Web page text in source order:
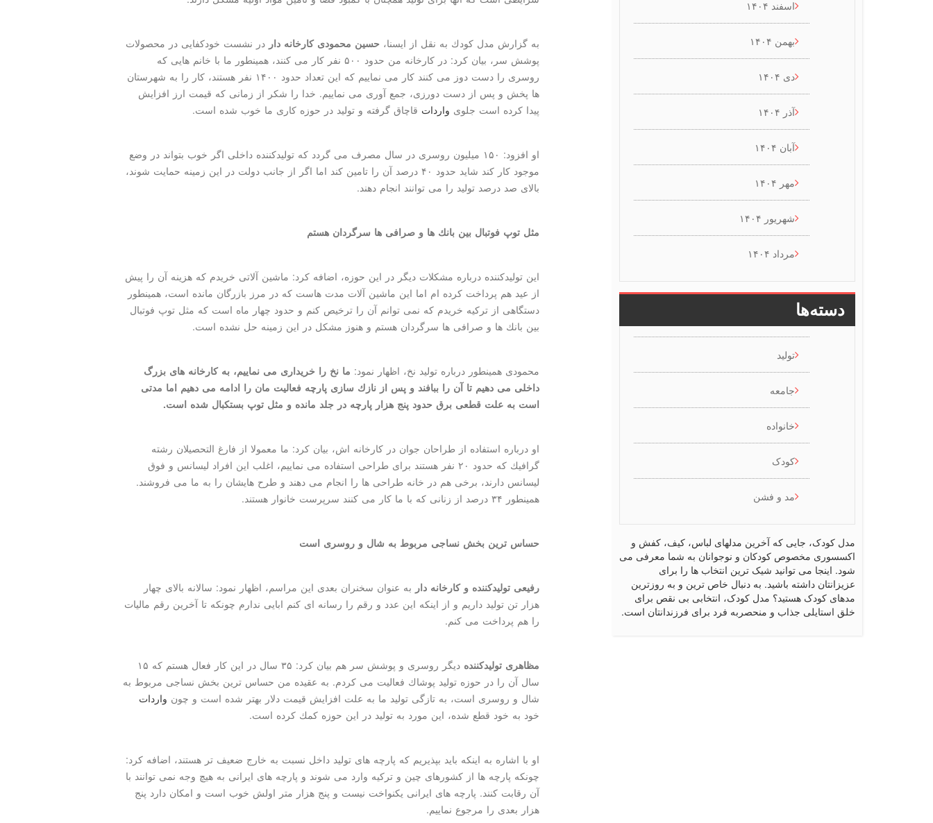
به گزارش مدل كودك به نقل از ایسنا، حسین محمودی كارخانه دار در نشست خودكفایی در محصولات
پوشش سر، بیان كرد: در كارخانه من حدود ۵۰۰ نفر كار می كنند، همینطور ما با خانم هایی كه
روسری را دست دوز می كنند كار می نماییم كه این تعداد حدود ۱۴۰۰ نفر هستند، كار را به شهرستان
ها پخش و پس از دست دورزی، جمع آوری می نماییم. خدا را شكر از زمانی كه قیمت ارز افزایش
پیدا كرده است جلوی واردات قاچاق گرفته و تولید در حوزه كاری ما خوب شده است.
او افزود: ۱۵۰ میلیون روسری در سال مصرف می گردد كه تولیدكننده داخلی اگر خوب بتواند در وضع
موجود كار كند شاید حدود ۴۰ درصد آن را تامین كند اما اگر از جانب دولت در این زمینه حمایت شوند،
بالای صد درصد تولید را می توانند انجام دهند.
مثل توپ فوتبال بین بانك ها و صرافی ها سرگردان هستم
این تولیدكننده درباره مشكلات دیگر در این حوزه، اضافه كرد: ماشین آلاتی خریدم كه هزینه آن را پیش
از عید هم پرداخت كرده ام اما این ماشین آلات مدت هاست كه در مرز بازرگان مانده است، همینطور
دستگاهی از تركیه خریدم كه نمی توانم آن را ترخیص كنم و حدود چهار ماه است كه مثل توپ فوتبال
بین بانك ها و صرافی ها سرگردان هستم و هنوز مشكل در این زمینه حل نشده است.
محمودی همینطور درباره تولید نخ، اظهار نمود: ما نخ را خریداری می نماییم، به كارخانه های بزرگ
داخلی می دهیم تا آن را ببافند و پس از نازك سازی پارچه فعالیت مان را ادامه می دهیم اما مدتی
است به علت قطعی برق حدود پنج هزار پارچه در جلد مانده و مثل توپ بستكبال شده است.
او درباره استفاده از طراحان جوان در كارخانه اش، بیان كرد: ما معمولا از فارغ التحصیلان رشته
گرافیك كه حدود ۲۰ نفر هستند برای طراحی استفاده می نماییم، اغلب این افراد لیسانس و فوق
لیسانس دارند، برخی هم در خانه طراحی ها را انجام می دهند و طرح هایشان را به ما می فروشند.
همینطور ۳۴ درصد از زنانی كه با ما كار می كنند سرپرست خانوار هستند.
حساس ترین بخش نساجی مربوط به شال و روسری است
رفیعی تولیدكننده و كارخانه دار به عنوان سخنران بعدی این مراسم، اظهار نمود: سالانه بالای چهار
هزار تن تولید داریم و از اینكه این عدد و رقم را رسانه ای كنم ابایی ندارم چونكه تا آخرین رقم مالیات
را هم پرداخت می كنم.
مظاهری تولیدكننده
دیگر روسری و پوشش سر هم بیان كرد: ۳۵ سال در این كار فعال هستم كه ۱۵
سال آن را در حوزه تولید پوشاك فعالیت می كردم. به عقیده من حساس ترین بخش نساجی مربوط به
شال و روسری است، به تازگی تولید ما به علت افزایش قیمت دلار بهتر شده است و چون واردات
خود به خود قطع شده، این مورد به تولید در این حوزه كمك كرده است.
او با اشاره به اینكه باید بپذیریم كه پارچه های تولید داخل نسبت به خارج ضعیف تر هستند، اضافه كرد:
چونكه پارچه ها از كشورهای چین و تركیه وارد می شوند و پارچه های ایرانی به هیچ وجه نمی توانند با
آن رقابت كنند. پارچه های ایرانی یكنواخت نیست و پنج هزار متر اولش خوب است و امكان دارد پنج
هزار بعدی را مرجوع نماییم.
اسفند ۱۴۰۴
بهمن ۱۴۰۴
دی ۱۴۰۴
آذر ۱۴۰۴
آبان ۱۴۰۴
مهر ۱۴۰۴
شهریور ۱۴۰۴
مرداد ۱۴۰۴
دسته‌ها
تولید
جامعه
خانواده
کودک
مد و فشن
مدل کودک، جایی که آخرین مدلهای لباس، کیف، کفش و
اکسسوری مخصوص کودکان و نوجوانان به شما معرفی می
شود. اینجا می توانید شیک ترین انتخاب ها را برای
عزیزانتان داشته باشید. به دنبال خاص ترین و به روزترین
مدهای کودک هستید؟ مدل کودک، انتخابی بی نقص برای
خلق استایلی جذاب و منحصربه فرد برای فرزندانتان است.